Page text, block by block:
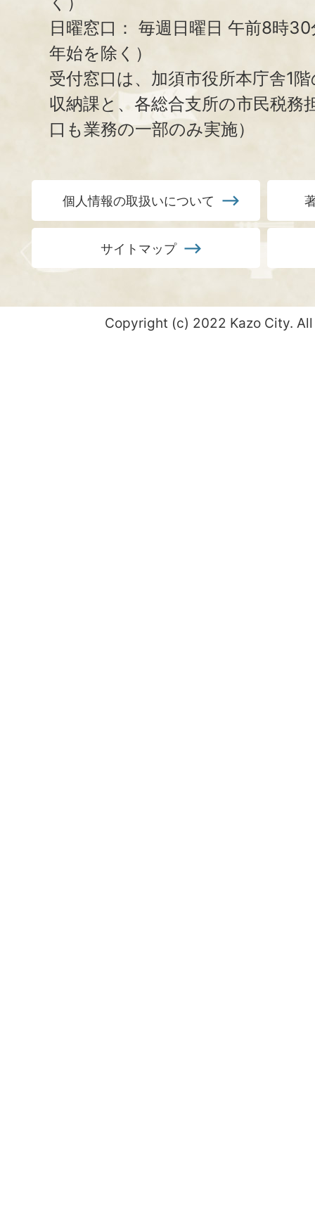
日曜窓口： 毎週日曜日 午前8時
年始を除く）
受付窓口は、加須市役所本庁舎1
収納課と、 各総合支所の市民税務
口も業務の一部のみ実施）
個人情報の取扱いについて
サイトマップ
Copyright (c) 2022 Kazo City.